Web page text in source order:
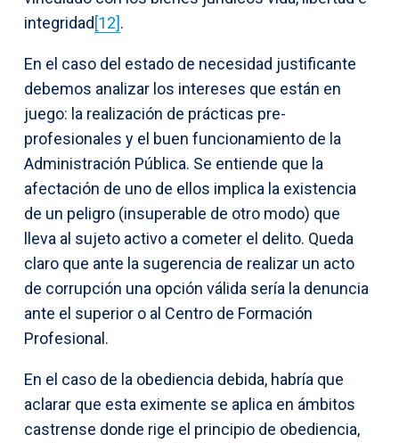
integridad[12].
En el caso del estado de necesidad justificante
debemos analizar los intereses que están en
juego: la realización de prácticas pre-
profesionales y el buen funcionamiento de la
Administración Pública. Se entiende que la
afectación de uno de ellos implica la existencia
de un peligro (insuperable de otro modo) que
lleva al sujeto activo a cometer el delito. Queda
claro que ante la sugerencia de realizar un acto
de corrupción una opción válida sería la denuncia
ante el superior o al Centro de Formación
Profesional.
En el caso de la obediencia debida, habría que
aclarar que esta eximente se aplica en ámbitos
castrense donde rige el principio de obediencia,